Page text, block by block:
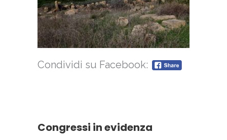
Condividi su Facebook:
Congressi in evidenza